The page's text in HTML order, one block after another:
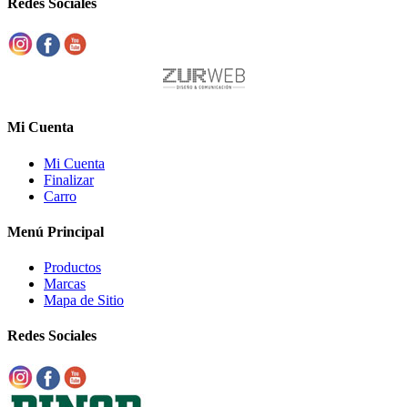
Mi Cuenta
Mi Cuenta
Finalizar
Carro
Menú Principal
Productos
Marcas
Mapa de Sitio
Redes Sociales